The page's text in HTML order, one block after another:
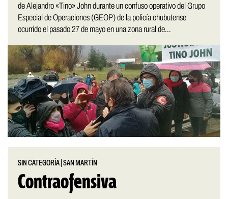
de Alejandro «Tino» John durante un confuso operativo del Grupo
Especial de Operaciones (GEOP) de la policía chubutense
ocurrido el pasado 27 de mayo en una zona rural de...
SIN CATEGORÍA |SAN MARTÍN
Contraofensiva